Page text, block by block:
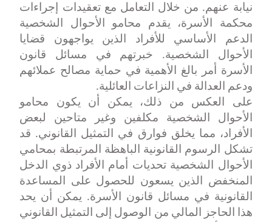
نيابة عنهم. من خلال التعامل مع تعقيدات إجراءات
محكمة الأسرة، يقدم محامو الأحوال الشخصية
الدعم الأساسي للأفراد الذين يواجهون قضايا
الأحوال الشخصية. خبرتهم في مسائل قانون
الأسرة أمر بالغ الأهمية في حماية مصالح عملائهم
ودعم العدالة في النزاعات العائلية.
على العكس من ذلك، يمكن أن يكون محامو
الأحوال الشخصية مكلفين وغير متاحين لبعض
الأفراد، مما يخلق فوارق في التمثيل القانوني. قد
تشكل الرسوم القانونية الباهظة المرتبطة بمحامي
الأحوال الشخصية تحديات أمام الأفراد ذوي الدخل
المنخفض الذين يسعون للحصول على المساعدة
القانونية في مسائل قانون الأسرة. يمكن أن يحد
هذا الحاجز المالي من الوصول إلى التمثيل القانوني